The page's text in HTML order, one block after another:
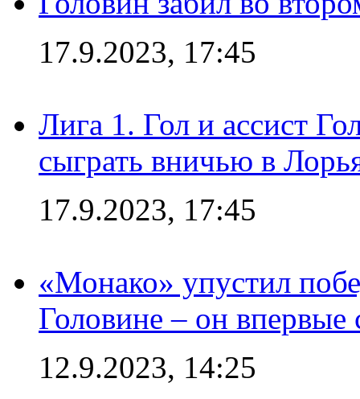
17.9.2023, 17:45
Лига 1. Гол и ассист
сыграть вничью в
17.9.2023, 17:45
«Монако» упустил
Головине – он впервые
12.9.2023, 14:25